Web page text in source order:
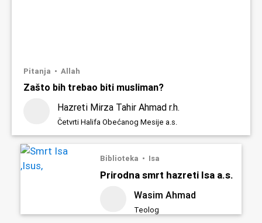
Pitanja Allah
Zašto bih trebao biti musliman?
Hazreti Mirza Tahir Ahmad r.h.
Četvrti Halifa Obećanog Mesije a.s.
Biblioteka Isa
Prirodna smrt hazreti Isa a.s.
Wasim Ahmad
Teolog